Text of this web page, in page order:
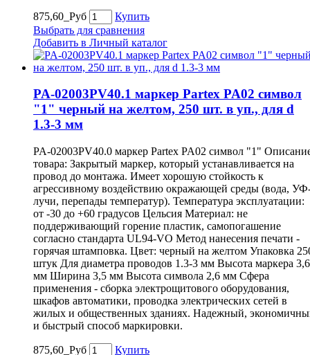
875,60_Руб
Купить
Выбрать для сравнения
Добавить в Личный каталог
PA-02003PV40.1 маркер Partex PA02 символ
"1" черный на желтом, 250 шт. в уп., для d
1.3-3 мм
PA-02003PV40.0 маркер Partex PA02 символ "1"
товара: Закрытый маркер, который устанавливается на
провод до монтажа. Имеет хорошую стойкость к
агрессивному воздействию окражающей среды (вода,
лучи, перепады температур). Температура эксплуатации:
от -30 до +60 градусов Цельсия Материал: не
поддерживающий горение пластик, самопогашение
согласно стандарта UL94-VO Метод нанесения печати -
горячая штамповка. Цвет: черный на желтом Упаковка
штук Для диаметра проводов 1.3-3 мм Высота маркера 3,6
мм Ширина 3,5 мм Высота символа 2,6 мм Сфера
применения - сборка электрощитового оборудования,
шкафов автоматики, проводка электрических сетей в
жилых и общественных зданиях. Надежный,
и быстрый способ маркировки.
875,60_Руб Купить